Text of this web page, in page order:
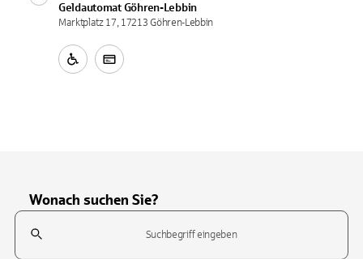
Geldautomat Göhren-Lebbin
Marktplatz 17, 17213 Göhren-Lebbin
Wonach suchen Sie?
Suchfeld